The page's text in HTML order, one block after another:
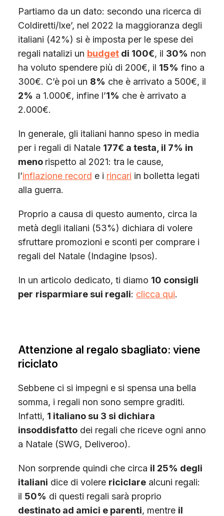
Partiamo da un dato: secondo una ricerca di
Coldiretti/Ixe’, nel 2022 la maggioranza degli
italiani (42%) si è imposta per le spese dei
regali natalizi un budgetdi 100€, il 30% non
ha voluto spendere più di 200€, il 15% fino a
300€. C’è poi un 8% che è arrivato a 500€, il
2% a 1.000€, infine l’1% che è arrivato a
2.000€.
In generale, gli italiani hanno speso in media
per i regali di Natale 177€ a testa, il 7% in
meno rispetto al 2021: tra le cause,
l’inflazione record e i rincari in bolletta legati
alla guerra.
Proprio a causa di questo aumento, circa la
metà degli italiani (53%) dichiara di volere
sfruttare promozioni e sconti per comprare i
regali del Natale (Indagine Ipsos).
In un articolo dedicato, ti diamo 10 consigli
per risparmiare sui regali: clicca qui.
Attenzione al regalo sbagliato: viene
riciclato
Sebbene ci si impegni e si spensa una bella
somma, i regali non sono sempre graditi.
Infatti, 1 italiano su 3 si dichiara
insoddisfattodei regali che riceve ogni anno
a Natale (SWG, Deliveroo).
Non sorprende quindi che circa il 25% degli
italiani dice di volere riciclarealcuni regali:
il 50% di questi regali sarà proprio
destinato ad amici e parenti, mentre il